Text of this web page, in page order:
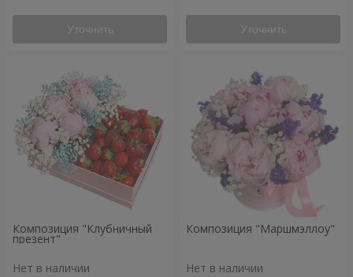
Уточнить Уточнить
Композиция "Клубничный
презент"
Нет в наличии
Композиция "Маршмэллоу"
Нет в наличии